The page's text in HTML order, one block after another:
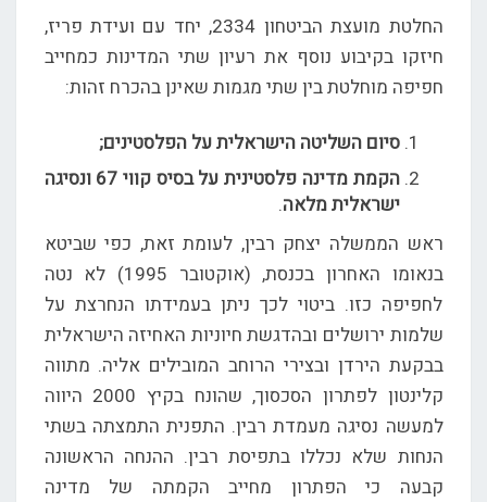
החלטת מועצת הביטחון 2334, יחד עם ועידת פריז,
חיזקו בקיבוע נוסף את רעיון שתי המדינות כמחייב
חפיפה מוחלטת בין שתי מגמות שאינן בהכרח זהות:
סיום השליטה הישראלית על הפלסטינים;
הקמת מדינה פלסטינית על בסיס קווי 67
ונסיגה
ישראלית מלאה.
ראש הממשלה יצחק רבין, לעומת זאת, כפי שביטא
בנאומו האחרון בכנסת, (אוקטובר 1995) לא נטה
לחפיפה כזו. ביטוי לכך ניתן בעמידתו הנחרצת על
שלמות ירושלים ובהדגשת חיוניות האחיזה הישראלית
בבקעת הירדן ובצירי הרוחב המובילים אליה. מתווה
קלינטון לפתרון הסכסוך, שהונח בקיץ 2000 היווה
למעשה נסיגה מעמדת רבין. התפנית התמצתה בשתי
הנחות שלא נכללו בתפיסת רבין. ההנחה הראשונה
קבעה כי הפתרון מחייב הקמתה של מדינה